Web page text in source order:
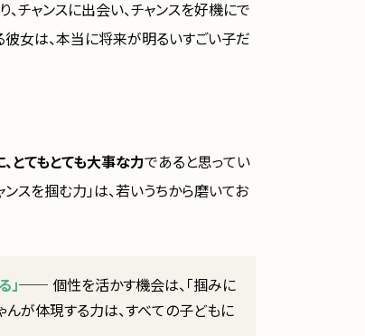
、チャンスに出会い、チャンスを好機にで
彼女は、本当に将来が明るいすごい子だ
とてもとても大事な力であると思ってい
スを掴む力」は、若いうちから磨いてお
」── 個性を活かす機会は、「掴みに
んが体現する力は、すべての子どもに